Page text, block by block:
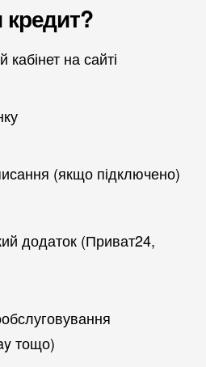
на сайті
(якщо підключено)
додаток (Приват24,
тощо)